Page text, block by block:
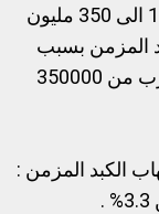
و تبعا لمنظمة الصحة العالمية فإنه من 150 الى 350 مليون
المزمن بسبب
فيروس سى، وأيضا يموت كل عام ما يقارب من 350000
الكبد المزمن :